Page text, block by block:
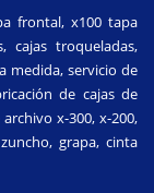
frontal, x100 tapa
cajas troqueladas,
medida, servicio de
de cajas de
x-300, x-200,
grapa, cinta